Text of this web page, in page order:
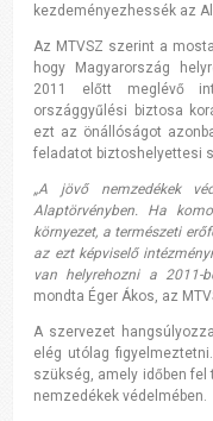
kezdeményezhessék az
Az MTVSZ szerint a
hogy Magyarország
2011 előtt meglévő
országgyűlési biztosa
ezt az önállóságot
feladatot biztoshelyettesi
„A jövő nemzedékek
Alaptörvényben. Ha
környezet, a természeti
az ezt képviselő
van helyrehozni a 2011-
mondta Éger Ákos, az
A szervezet
elég utólag
szükség, amely időben
nemzedékek védelmében.